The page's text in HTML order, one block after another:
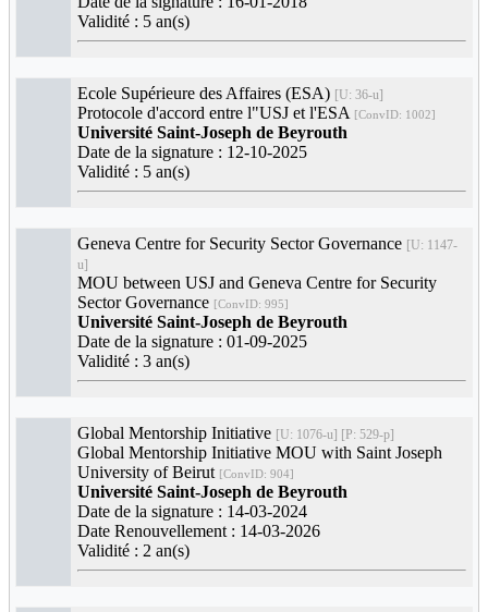
Validité : 5 an(s)
Ecole Supérieure des Affaires (ESA) [U: 36-u]
Protocole d'accord entre l"USJ et l'ESA [ConvID: 1002]
Université Saint-Joseph de Beyrouth
Date de la signature : 12-10-2025
Validité : 5 an(s)
Geneva Centre for Security Sector Governance [U: 1147-
u]
MOU between USJ and Geneva Centre for Security
Sector Governance [ConvID: 995]
Université Saint-Joseph de Beyrouth
Date de la signature : 01-09-2025
Validité : 3 an(s)
Global Mentorship Initiative [U: 1076-u] [P: 529-p]
Global Mentorship Initiative MOU with Saint Joseph
University of Beirut [ConvID: 904]
Université Saint-Joseph de Beyrouth
Date de la signature : 14-03-2024
Date Renouvellement : 14-03-2026
Validité : 2 an(s)